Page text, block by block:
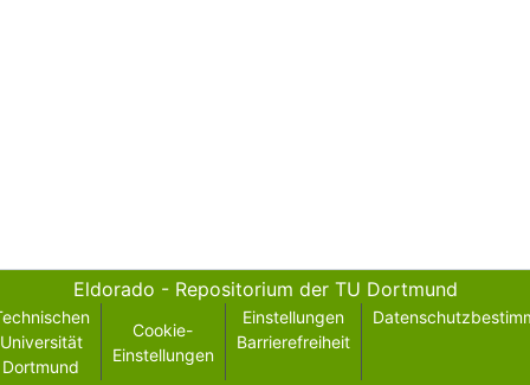
Eldorado - Repositorium der TU Dortmund
Universität
Dortmund
Cookie-
Einstellungen
Einstellungen
Barrierefreiheit